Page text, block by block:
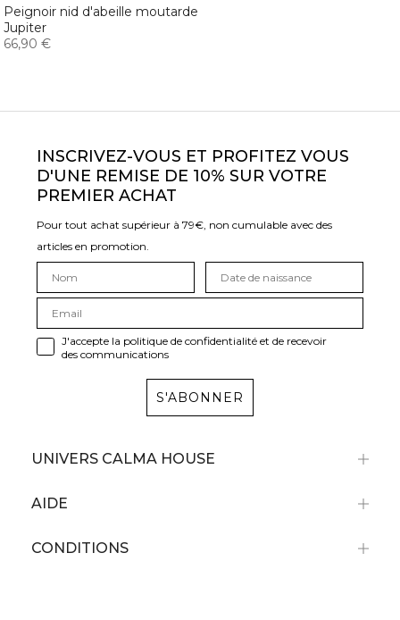
Peignoir nid d'abeille moutarde
Jupiter
66,90 €
INSCRIVEZ-VOUS ET PROFITEZ VOUS
D'UNE REMISE DE 10% SUR VOTRE
PREMIER ACHAT
Pour tout achat supérieur à 79€, non cumulable avec des
articles en promotion.
J'accepte la politique de confidentialité et de recevoir
des communications
S'ABONNER
UNIVERS CALMA HOUSE
AIDE
CONDITIONS